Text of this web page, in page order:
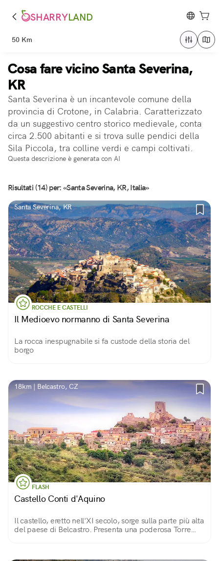
SHARRYLAND
50 Km
Cosa fare vicino Santa Severina,
KR
Santa Severina è un incantevole comune della
provincia di Crotone, in Calabria. Caratterizzato
da un suggestivo centro storico medievale, conta
circa 2.500 abitanti e si trova sulle pendici della
Sila Piccola, tra colline verdi e campi coltivati.
Questa descrizione è generata con AI
Risultati (14) per: «Santa Severina, KR, Italia»
Santa Severina, KR
ROCCHE E CASTELLI
Il Medioevo normanno di Santa Severina
La rocca inespugnabile si fa custode della storia del
borgo
18km | Belcastro, CZ
FLASH
Castello Conti d'Aquino
Il castello, eretto nell'XI secolo, sorge sulla parte più alta
del paese di Belcastro. Presenta una poderosa Torre